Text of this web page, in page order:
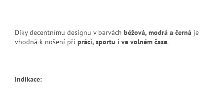
Díky decentnímu designu v barvách béžová, modrá a černá je
vhodná k nošení při práci, sportu i ve volném čase.
Indikace: